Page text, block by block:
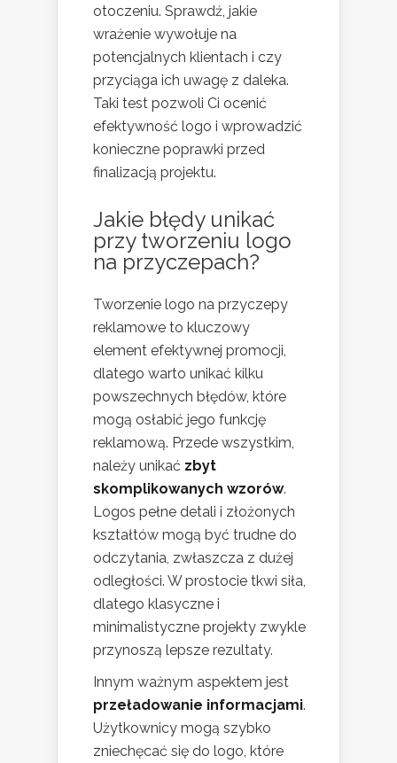
otoczeniu. Sprawdź, jakie
wrażenie wywołuje na
potencjalnych klientach i czy
przyciąga ich uwagę z daleka.
Taki test pozwoli Ci ocenić
efektywność logo i wprowadzić
konieczne poprawki przed
finalizacją projektu.
Jakie błędy unikać
przy tworzeniu logo
na przyczepach?
Tworzenie logo na przyczepy
reklamowe to kluczowy
element efektywnej promocji,
dlatego warto unikać kilku
powszechnych błędów, które
mogą osłabić jego funkcję
reklamową. Przede wszystkim,
należy unikać zbyt
skomplikowanych wzorów.
Logos pełne detali i złożonych
kształtów mogą być trudne do
odczytania, zwłaszcza z dużej
odległości. W prostocie tkwi siła,
dlatego klasyczne i
minimalistyczne projekty zwykle
przynoszą lepsze rezultaty.
Innym ważnym aspektem jest
przeładowanie informacjami.
Użytkownicy mogą szybko
zniechęcać się do logo, które